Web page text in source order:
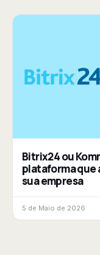
Bitrix24 ou
plataforma que
sua empresa
5 de Maio de 2026